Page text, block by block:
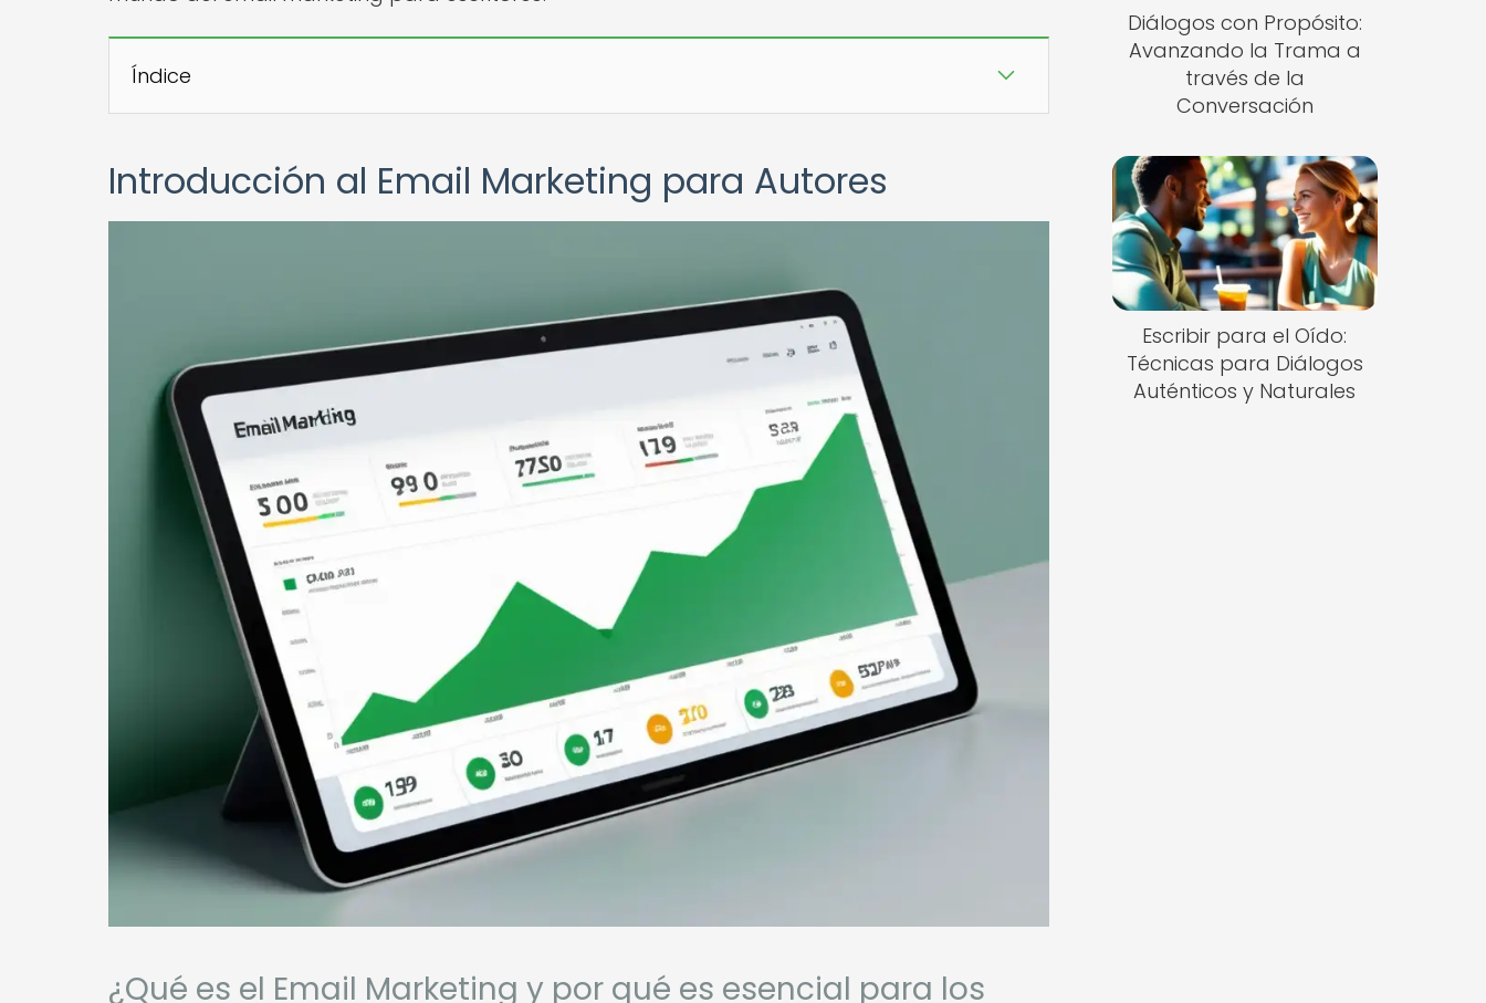
Índice
Introducción al Email Marketing para Autores
¿Qué es el Email Marketing y por qué es esencial para los
Diálogos con Propósito:
Avanzando la Trama a
través de la
Conversación
Escribir para el Oído:
Técnicas para Diálogos
Auténticos y Naturales